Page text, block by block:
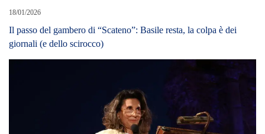
18/01/2026
Il passo del gambero di “Scateno”: Basile resta, la colpa è dei
giornali (e dello scirocco)